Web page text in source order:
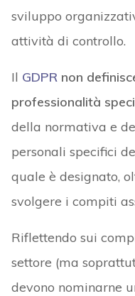
sviluppo
attività di controllo.
Il GDPR non
professionalità
della normativa e
personali specifici
quale è designato,
svolgere i compiti
Riflettendo sui
settore (ma
devono nominarne